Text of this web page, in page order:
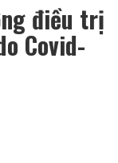
điều trị
Covid-